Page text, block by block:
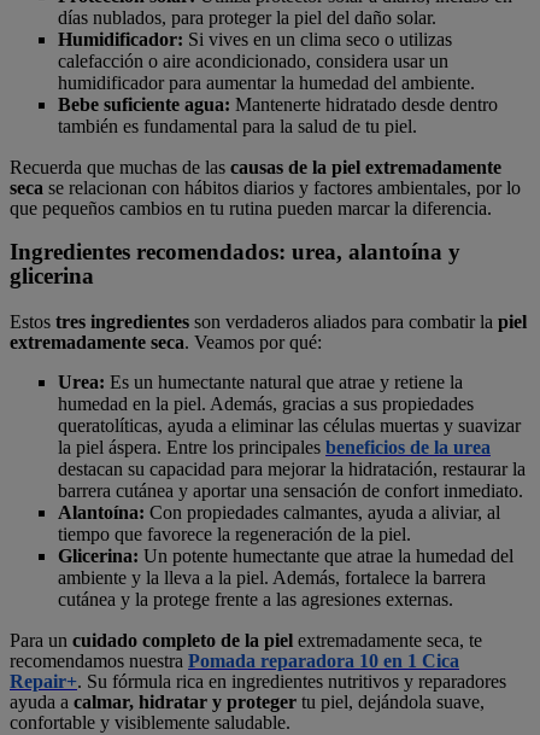
días nublados, para proteger la piel del daño solar.
Humidificador: Si vives en un clima seco o utilizas
calefacción o aire acondicionado, considera usar un
humidificador para aumentar la humedad del ambiente.
Bebe suficiente agua: Mantenerte hidratado desde dentro
también es fundamental para la salud de tu piel.
Recuerda que muchas de las causas de la piel extremadamente
seca se relacionan con hábitos diarios y factores ambientales, por lo
que pequeños cambios en tu rutina pueden marcar la diferencia.
Ingredientes recomendados: urea, alantoína y
glicerina
Estos tres ingredientes son verdaderos aliados para combatir la piel
extremadamente seca. Veamos por qué:
Urea: Es un humectante natural que atrae y retiene la
humedad en la piel. Además, gracias a sus propiedades
queratolíticas, ayuda a eliminar las células muertas y suavizar
la piel áspera. Entre los principales beneficios de la urea
destacan su capacidad para mejorar la hidratación, restaurar la
barrera cutánea y aportar una sensación de confort inmediato.
Alantoína: Con propiedades calmantes, ayuda a aliviar, al
tiempo que favorece la regeneración de la piel.
Glicerina: Un potente humectante que atrae la humedad del
ambiente y la lleva a la piel. Además, fortalece la barrera
cutánea y la protege frente a las agresiones externas.
Para un cuidado completo de la piel extremadamente seca, te
recomendamos nuestra Pomada reparadora 10 en 1 Cica
Repair+. Su fórmula rica en ingredientes nutritivos y reparadores
ayuda a calmar, hidratar y proteger tu piel, dejándola suave,
confortable y visiblemente saludable.